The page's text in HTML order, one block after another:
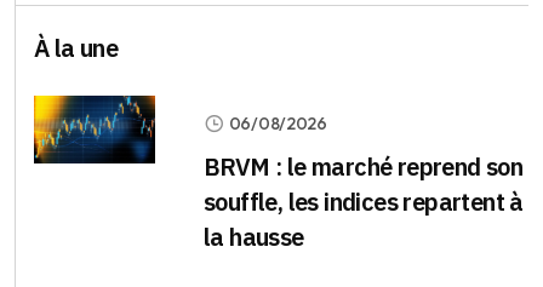
À la une
06/08/2026
BRVM : le marché reprend son
souffle, les indices repartent à
la hausse